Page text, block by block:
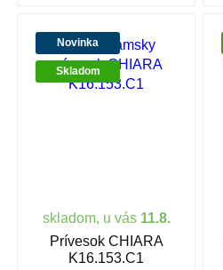
Novinka
Skladom
skladom, u vás 11.8.
Prívesok CHIARA
K16.153.C1